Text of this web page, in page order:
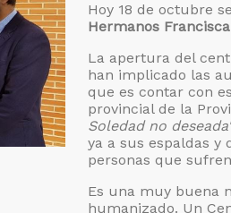
Hoy 18 de octubre
Hermanos
La apertura del
han implicado las
que es contar con
provincial de la
Soledad no
ya a sus espaldas y
personas que
Es una muy buena
humanizado. Un